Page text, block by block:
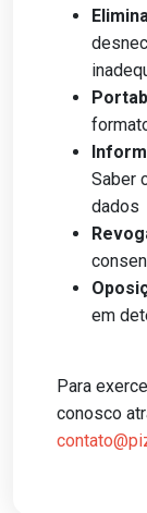
Saber
dados
em
Para
conosco